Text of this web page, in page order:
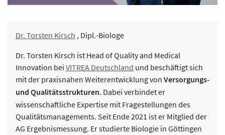
Dr. Torsten Kirsch , Dipl.-Biologe
Dr. Torsten Kirsch ist Head of Quality and Medical
Innovation bei VITREA Deutschland und beschäftigt sich
mit der praxisnahen Weiterentwicklung von Versorgungs-
und Qualitätsstrukturen. Dabei verbindet er
wissenschaftliche Expertise mit Fragestellungen des
Qualitätsmanagements. Seit Ende 2021 ist er Mitglied der
AG Ergebnismessung. Er studierte Biologie in Göttingen